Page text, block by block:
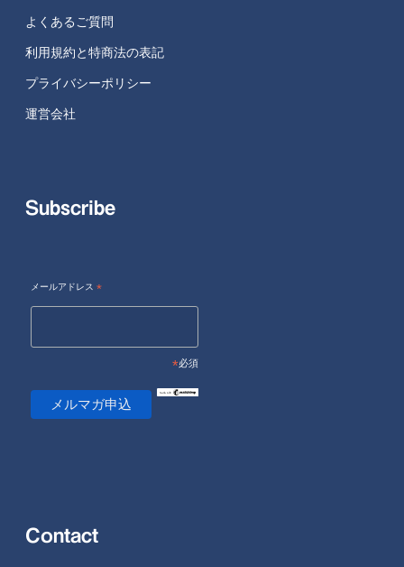
よくあるご質問
利用規約と特商法の表記
プライバシーポリシー
運営会社
Subscribe
メールアドレス *
*必須
Contact